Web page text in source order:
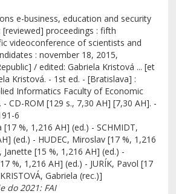
e-business, education and security
proceedings : fifth
videoconference of scientists and
: november 18, 2015,
/ edited: Gabriela Kristová ... [et
Kristová. - 1st ed. - [Bratislava] :
Informatics Faculty of Economic
CD-ROM [129 s., 7,30 AH] [7,30 AH]. -
6
[17 %, 1,216 AH] (ed.) - SCHMIDT,
(ed.) - HUDEC, Miroslav [17 %, 1,216
Janette [15 %, 1,216 AH] (ed.) -
%, 1,216 AH] (ed.) - JURÍK, Pavol [17
Gabriela (rec.)]
do 2021: FAI